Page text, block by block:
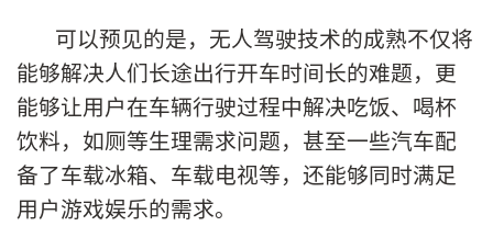
可以预见的是，无人驾驶技术的成熟不仅将
能够解决人们长途出行开车时间长的难题，更
能够让用户在车辆行驶过程中解决吃饭、喝杯
饮料，如厕等生理需求问题，甚至一些汽车配
备了车载冰箱、车载电视等，还能够同时满足
用户游戏娱乐的需求。